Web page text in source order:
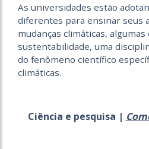
As universidades estão
diferentes para ensinar seus
mudanças climáticas,
sustentabilidade, uma
do fenômeno científico
climáticas.
Ciência e pesquisa |